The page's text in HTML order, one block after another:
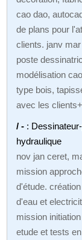
cao dao,
de plans pour
clients. janv
poste
modélisation
type bois,
avec les
/ - :
hydraulique
nov jan ceret,
mission
d'étude.
d'eau et
mission
etude et tests